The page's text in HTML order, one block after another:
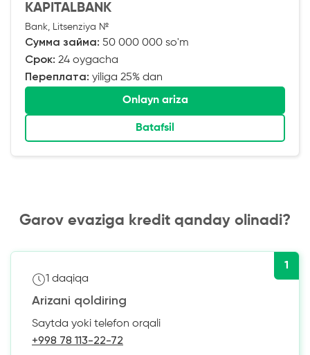
KAPITALBANK
Bank, Litsenziya №
Сумма займа: 50 000 000 so'm
Срок: 24 oygacha
Переплата: yiliga 25% dan
Onlayn ariza
Batafsil
Garov evaziga kredit qanday olinadi?
1
1 daqiqa
Arizani qoldiring
Saytda yoki telefon orqali
+998 78 113-22-72